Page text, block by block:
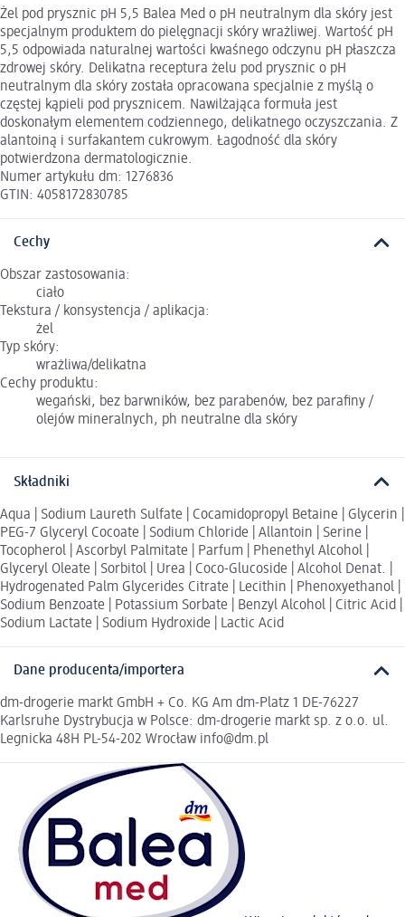
Żel pod prysznic pH 5,5 Balea Med o pH neutralnym dla skóry jest
specjalnym produktem do pielęgnacji skóry wrażliwej. Wartość pH
5,5 odpowiada naturalnej wartości kwaśnego odczynu pH płaszcza
zdrowej skóry. Delikatna receptura żelu pod prysznic o pH
neutralnym dla skóry została opracowana specjalnie z myślą o
częstej kąpieli pod prysznicem. Nawilżająca formuła jest
doskonałym elementem codziennego, delikatnego oczyszczania. Z
alantoiną i surfakantem cukrowym. Łagodność dla skóry
potwierdzona dermatologicznie.
Numer artykułu dm: 1276836
GTIN: 4058172830785
Cechy
Obszar zastosowania:
ciało
Tekstura / konsystencja / aplikacja:
żel
Typ skóry:
wrażliwa/delikatna
Cechy produktu:
wegański, bez barwników, bez parabenów, bez parafiny /
olejów mineralnych, ph neutralne dla skóry
Składniki
Aqua | Sodium Laureth Sulfate | Cocamidopropyl Betaine | Glycerin |
PEG-7 Glyceryl Cocoate | Sodium Chloride | Allantoin | Serine |
Tocopherol | Ascorbyl Palmitate | Parfum | Phenethyl Alcohol |
Glyceryl Oleate | Sorbitol | Urea | Coco-Glucoside | Alcohol Denat. |
Hydrogenated Palm Glycerides Citrate | Lecithin | Phenoxyethanol |
Sodium Benzoate | Potassium Sorbate | Benzyl Alcohol | Citric Acid |
Sodium Lactate | Sodium Hydroxide | Lactic Acid
Dane producenta/importera
dm-drogerie markt GmbH + Co. KG Am dm-Platz 1 DE-76227
Karlsruhe Dystrybucja w Polsce: dm-drogerie markt sp. z o.o. ul.
Legnicka 48H PL-54-202 Wrocław info@dm.pl